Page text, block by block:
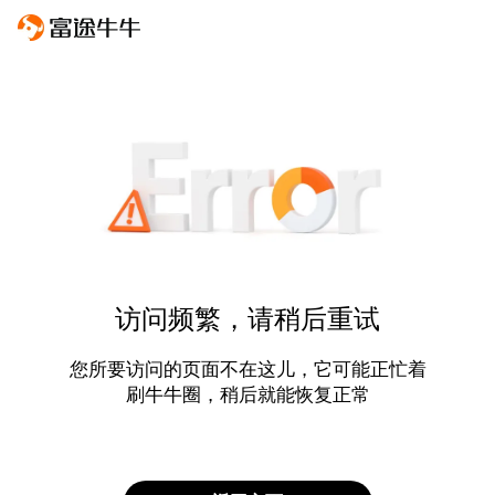
访问频繁，请稍后重试
您所要访问的页面不在这儿，它可能正忙着
刷牛牛圈，稍后就能恢复正常